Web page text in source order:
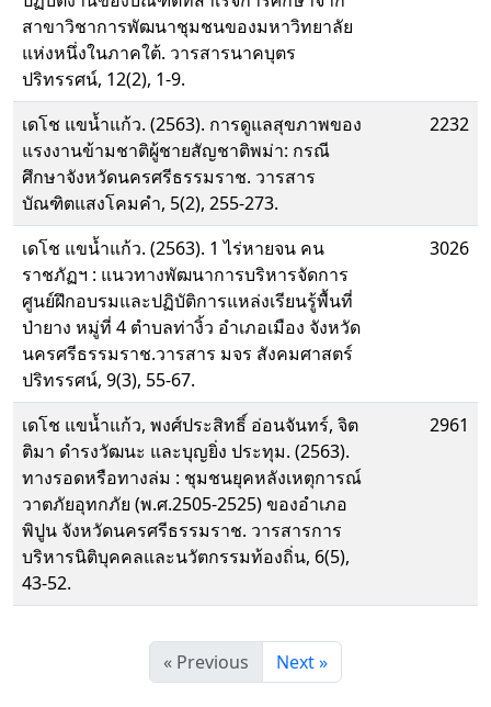
สาขาวิชาการพัฒนาชุมชนของมหาวิทยาลัย
แห่งหนึ่งในภาคใต้. วารสารนาคบุตร
ปริทรรศน์, 12(2), 1-9.
เดโช แขน้ำแก้ว. (2563). การดูแลสุขภาพของ
แรงงานข้ามชาติผู้ชายสัญชาติพม่า: กรณี
ศึกษาจังหวัดนครศรีธรรมราช. วารสาร
บัณฑิตแสงโคมคำ, 5(2), 255-273.
2232
เดโช แขน้ำแก้ว. (2563). 1 ไร่หายจน คน
ราชภัฏฯ : แนวทางพัฒนาการบริหารจัดการ
ศูนย์ฝึกอบรมและปฏิบัติการแหล่งเรียนรู้พื้นที่
ป่ายาง หมู่ที่ 4 ตำบลท่างิ้ว อำเภอเมือง จังหวัด
นครศรีธรรมราช.วารสาร มจร สังคมศาสตร์
ปริทรรศน์, 9(3), 55-67.
3026
เดโช แขน้ำแก้ว, พงศ์ประสิทธิ์ อ่อนจันทร์, จิต
ติมา ดำรงวัฒนะ และบุญยิ่ง ประทุม. (2563).
ทางรอดหรือทางล่ม : ชุมชนยุคหลังเหตุการณ์
วาตภัยอุทกภัย (พ.ศ.2505-2525) ของอำเภอ
พิปูน จังหวัดนครศรีธรรมราช. วารสารการ
บริหารนิติบุคคลและนวัตกรรมท้องถิ่น, 6(5),
43-52.
2961
« Previous Next »